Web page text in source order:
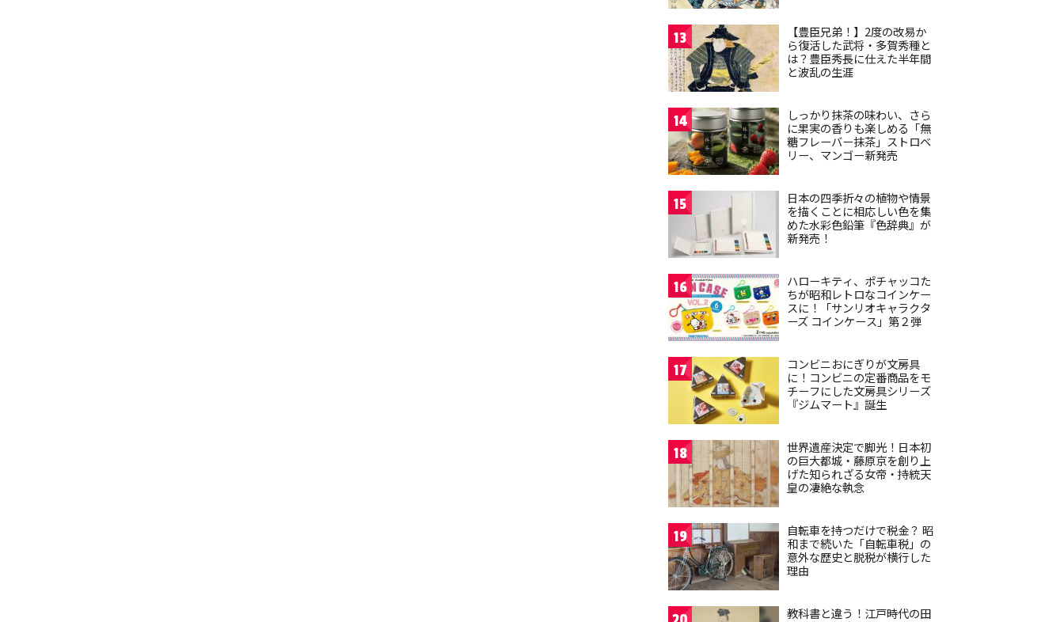
13
【豊臣兄弟！】2度の改易か
ら復活した武将・多賀秀種と
は？豊臣秀長に仕えた半年間
と波乱の生涯
14
しっかり抹茶の味わい、さら
に果実の香りも楽しめる「無
糖フレーバー抹茶」ストロベ
リー、マンゴー新発売
15
日本の四季折々の植物や情景
を描くことに相応しい色を集
めた水彩色鉛筆『色辞典』が
新発売！
16
ハローキティ、ポチャッコた
ちが昭和レトロなコインケー
スに！「サンリオキャラクタ
ーズ コインケース」第２弾
17
コンビニおにぎりが文房具
に！コンビニの定番商品をモ
チーフにした文房具シリーズ
『ジムマート』誕生
18
世界遺産決定で脚光！日本初
の巨大都城・藤原京を創り上
げた知られざる女帝・持統天
皇の凄絶な執念
19
自転車を持つだけで税金？ 昭
和まで続いた「自転車税」の
意外な歴史と脱税が横行した
理由
教科書と違う！江戸時代の田